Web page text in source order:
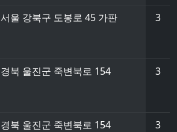
서울 강북구 도봉로 45 가판 3
경북 울진군 죽변북로 154 3
경북 울진군 죽변북로 154 3